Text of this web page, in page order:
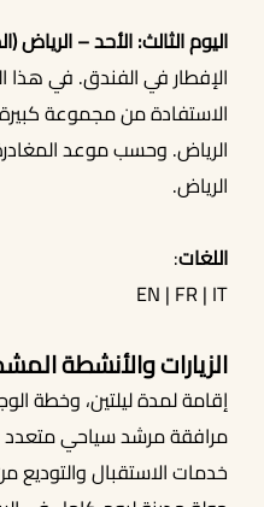
اليوم الثالث: الأحد – الرياض
الإفطار في الفندق. في هذا
الاستفادة من مجموعة
الرياض. وحسب موعد
الرياض.
اللغات:
EN | FR | IT
الزيارات والأنشطة
إقامة لمدة ليلتين، وخطة
مرافقة مرشد سياحي متعدد
خدمات الاستقبال والتوديع